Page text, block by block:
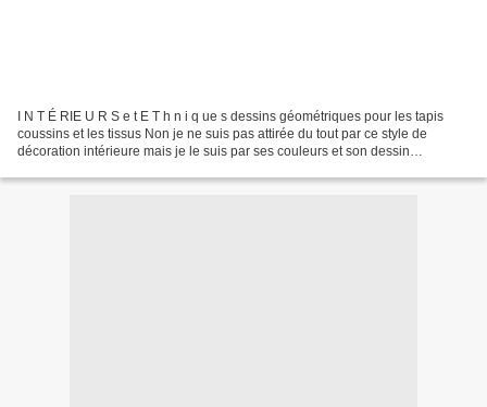
I N T É RIE U R S e t E T h n i q ue s dessins géométriques pour les tapis
coussins et les tissus Non je ne suis pas attirée du tout par ce style de
décoration intérieure mais je le suis par ses couleurs et son dessin